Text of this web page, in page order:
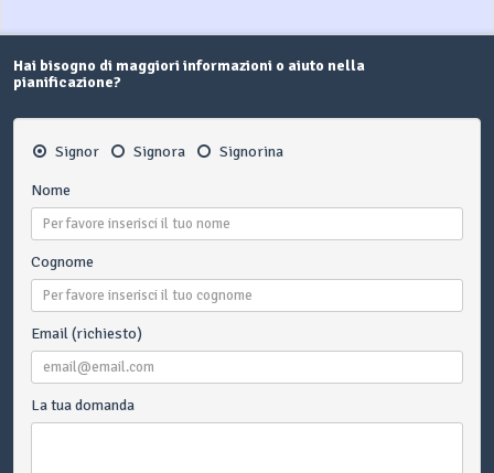
Hai bisogno di maggiori informazioni o aiuto nella
pianificazione?
Signor Signora Signorina
Nome
Cognome
Email (richiesto)
La tua domanda